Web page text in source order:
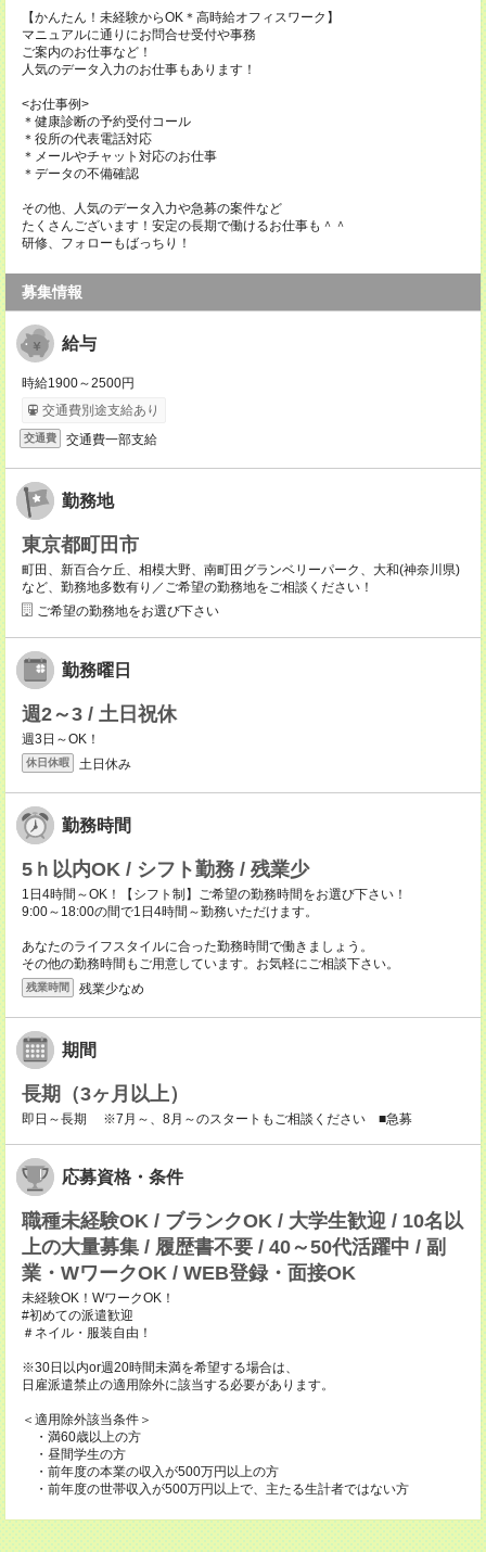
【かんたん！未経験からOK＊高時給オフィスワーク】
マニュアルに通りにお問合せ受付や事務
ご案内のお仕事など！
人気のデータ入力のお仕事もあります！
<お仕事例>
＊健康診断の予約受付コール
＊役所の代表電話対応
＊メールやチャット対応のお仕事
＊データの不備確認
その他、人気のデータ入力や急募の案件など
たくさんございます！安定の長期で働けるお仕事も＾＾
研修、フォローもばっちり！
募集情報
給与
時給1900～2500円
交通費別途支給あり
交通費 交通費一部支給
勤務地
東京都町田市
町田、新百合ケ丘、相模大野、南町田グランベリーパーク、大和(神奈川県)
など、勤務地多数有り／ご希望の勤務地をご相談ください！
ご希望の勤務地をお選び下さい
勤務曜日
週2～3 / 土日祝休
週3日～OK！
休日休暇 土日休み
勤務時間
5ｈ以内OK / シフト勤務 / 残業少
1日4時間～OK！【シフト制】ご希望の勤務時間をお選び下さい！
9:00～18:00の間で1日4時間～勤務いただけます。
あなたのライフスタイルに合った勤務時間で働きましょう。
その他の勤務時間もご用意しています。お気軽にご相談下さい。
残業時間 残業少なめ
期間
長期（3ヶ月以上）
即日～長期 ※7月～、8月～のスタートもご相談ください ■急募
応募資格・条件
職種未経験OK / ブランクOK / 大学生歓迎 / 10名以
上の大量募集 / 履歴書不要 / 40～50代活躍中 / 副
業・WワークOK / WEB登録・面接OK
未経験OK！WワークOK！
#初めての派遣歓迎
＃ネイル・服装自由！
※30日以内or週20時間未満を希望する場合は、
日雇派遣禁止の適用除外に該当する必要があります。
＜適用除外該当条件＞
・満60歳以上の方
・昼間学生の方
・前年度の本業の収入が500万円以上の方
・前年度の世帯収入が500万円以上で、主たる生計者ではない方